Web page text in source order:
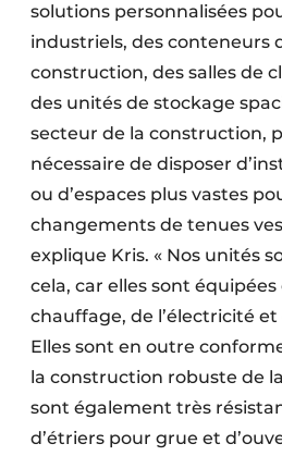
solutions personnalisées
industriels, des conteneurs
construction, des salles de
des unités de stockage
secteur de la construction,
nécessaire de disposer
ou d’espaces plus vastes
changements de tenues
explique Kris. « Nos unités
cela, car elles sont équipées
chauffage, de l’électricité
Elles sont en outre
la construction robuste de
sont également très
d’étriers pour grue et